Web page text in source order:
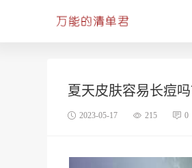
夏天皮肤容易长痘
2023-05-17 215 0